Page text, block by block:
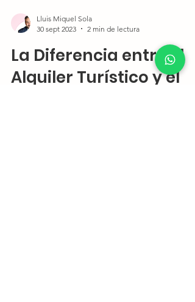
Lluis Miquel Sola
30 sept 2023
2 min de lectura
La Diferencia entre el
Alquiler Turístico y el